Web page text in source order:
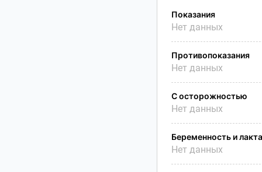
Показания
Нет данных
Противопоказания
Нет данных
С осторожностью
Нет данных
Беременность и
Нет данных